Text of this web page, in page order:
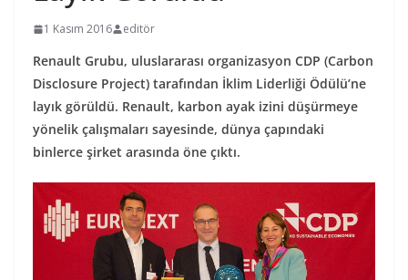
1 Kasım 2016 editör
Renault Grubu, uluslararası organizasyon CDP (Carbon
Disclosure Project) tarafından İklim Liderliği Ödülü’ne
layık görüldü. Renault, karbon ayak izini düşürmeye
yönelik çalışmaları sayesinde, dünya çapındaki
binlerce şirket arasında öne çıktı.